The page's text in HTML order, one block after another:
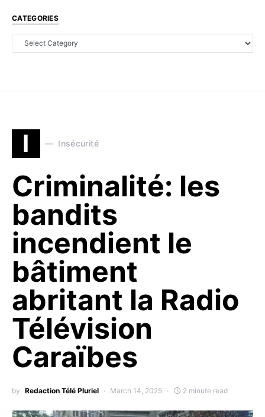
CATEGORIES
I Insécurité
Criminalité: les
bandits
incendient le
bâtiment
abritant la Radio
Télévision
Caraïbes
by Redaction Télé Pluriel March 14, 2025 2 minute read